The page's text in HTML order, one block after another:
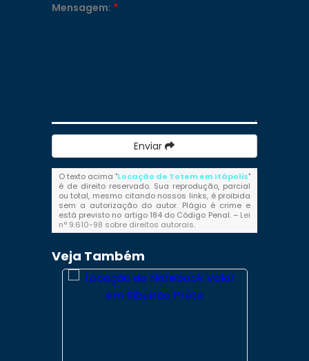
Mensagem: *
Enviar
O texto acima "Locação de Totem em Itápolis"
é de direito reservado. Sua reprodução, parcial
ou total, mesmo citando nossos links, é proibida
sem a autorização do autor. Plágio é crime e
está previsto no artigo 184 do Código Penal. – Lei
n° 9.610-98 sobre direitos autorais.
Veja Também